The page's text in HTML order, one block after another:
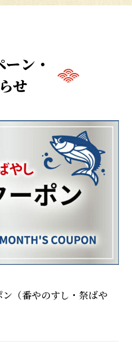
ン・
せ
（番やのすし・祭ばや